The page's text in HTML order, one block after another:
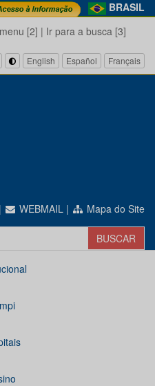
BRASIL
[2] | Ir para a busca [3]
English Español Français
| WEBMAIL | Mapa do Site